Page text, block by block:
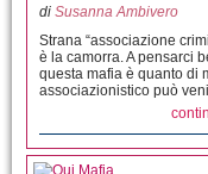
di Susanna Ambivero
Strana “associazione
è la camorra. A pensarci
questa mafia è quanto di
associazionistico può